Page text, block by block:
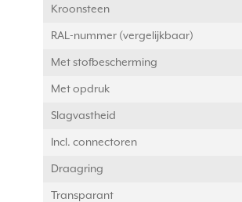
Kroonsteen
RAL-nummer (vergelijkbaar)
Met stofbescherming
Met opdruk
Slagvastheid
Incl. connectoren
Draagring
Transparant